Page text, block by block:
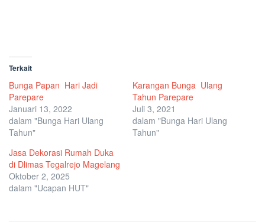
Terkait
Bunga Papan Hari Jadi
Parepare
Januari 13, 2022
dalam "Bunga Hari Ulang
Tahun"
Karangan Bunga Ulang
Tahun Parepare
Juli 3, 2021
dalam "Bunga Hari Ulang
Tahun"
Jasa Dekorasi Rumah Duka
di Dlimas Tegalrejo Magelang
Oktober 2, 2025
dalam "Ucapan HUT"